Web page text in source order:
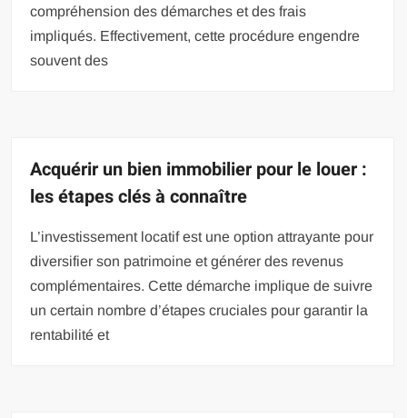
compréhension des démarches et des frais
impliqués. Effectivement, cette procédure engendre
souvent des
Acquérir un bien immobilier pour le louer :
les étapes clés à connaître
L’investissement locatif est une option attrayante pour
diversifier son patrimoine et générer des revenus
complémentaires. Cette démarche implique de suivre
un certain nombre d’étapes cruciales pour garantir la
rentabilité et